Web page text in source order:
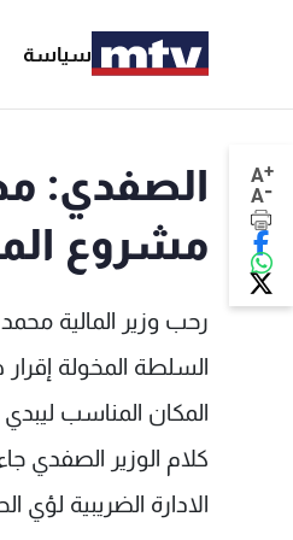
سياسة
A+
A-
الصفدي:
مشروع
السلطة المخولة
المكان المناسب
كلام الوزير الصفدي
الادارة الضريبية